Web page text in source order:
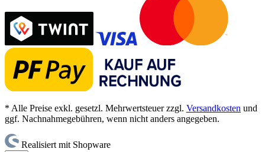
* Alle Preise exkl. gesetzl. Mehrwertsteuer zzgl. Versandkosten und
ggf. Nachnahmegebühren, wenn nicht anders angegeben.
Realisiert mit Shopware